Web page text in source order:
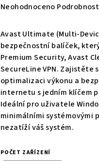
hodnocení
0,0
z 5
hvězdiček.
Neohodnoceno
Avast Ultimate (Multi-
bezpečnostní balíček,
Premium Security, Avast
SecureLine VPN. Zajistěte
optimalizaci výkonu a
internetu s jedním klíčem
Ideální pro uživatele
minimálními systémovými
nezatíží váš systém.
POČET ZAŘÍZENÍ